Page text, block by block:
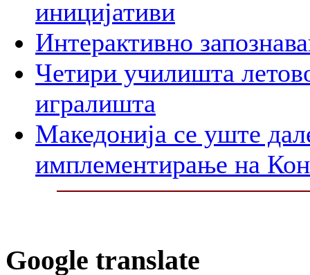
иницијативи
Интерактивно
Четири училишта
игралишта
Македонија се уште
имплементирање на
Google translate